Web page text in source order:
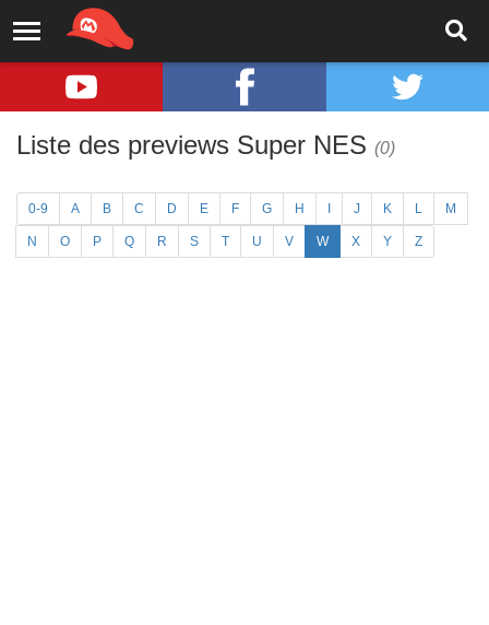
Liste des previews Super NES (0)
0-9 A B C D E F G H J K L M
N O P Q R S T U V W X Y Z